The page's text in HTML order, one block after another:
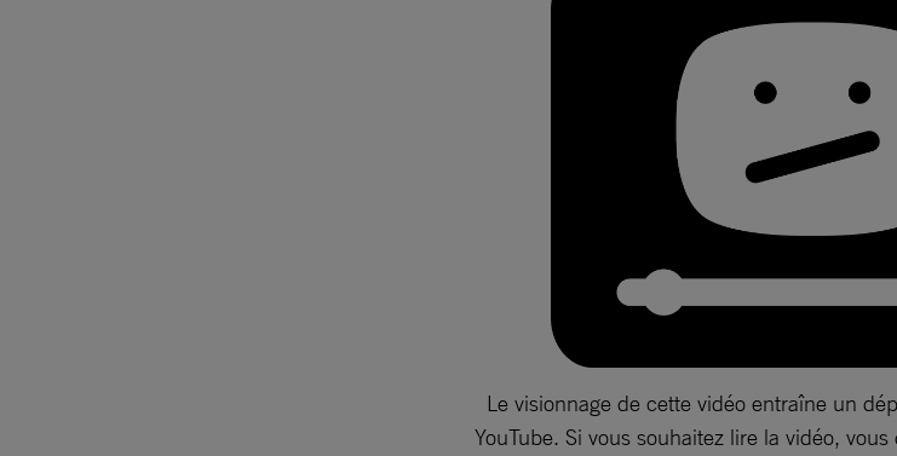
Le visionnage de cette vidéo entraîne un
YouTube. Si vous souhaitez lire la vidéo,